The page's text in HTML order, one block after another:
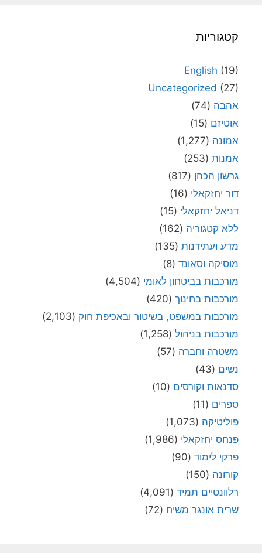
קטגוריות
English (19)
Uncategorized (27)
אהבה (74)
אוטיזם (15)
אמונה (1,277)
אמנות (253)
גרשון הכהן (817)
דור יחזקאלי (16)
דניאל יחזקאלי (15)
ללא קטגוריה (162)
מדע ועתידנות (135)
מוסיקה וסאונד (8)
מורכבות בביטחון לאומי (4,504)
מורכבות בחינוך (420)
מורכבות במשפט, בשיטור ובאכיפת חוק (2,103)
מורכבות בניהול (1,258)
משטרה וחברה (57)
נשים (43)
סדנאות וקורסים (10)
ספרים (11)
פוליטיקה (1,073)
פנחס יחזקאלי (1,986)
פרקי לימוד (90)
קורונה (150)
רלוונטיים תמיד (4,091)
שרית אונגר משיח (72)